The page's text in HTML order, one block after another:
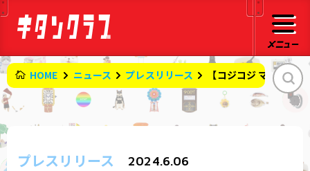
HOME ニュース プレスリリース 【コジコジ マンガ風
プレスリリース 2024.6.06